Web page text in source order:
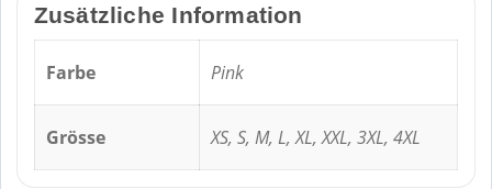
Zusätzliche Information
Farbe Pink
Grösse XS, S, M, L, XL, XXL, 3XL, 4XL